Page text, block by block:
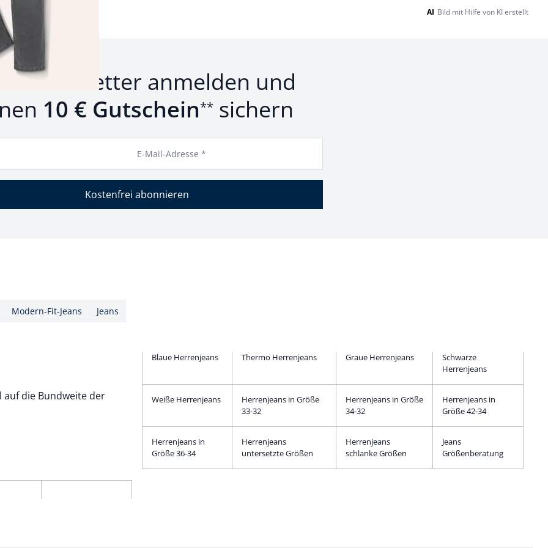
AI Bild mit Hilfe von KI erstellt
Newsletter anmelden und
10 € Gutschein** sichern
E-Mail-Adresse *
Kostenfrei abonnieren
Modern-Fit-Jeans Jeans
auf die Bundweite der
Blaue Herrenjeans Thermo Herrenjeans Graue Herrenjeans
Schwarze
Herrenjeans
Weiße Herrenjeans
Herrenjeans in Größe
33-32
Herrenjeans in Größe
34-32
Herrenjeans in
Größe 42-34
Herrenjeans in
Größe 36-34
Herrenjeans
untersetzte Größen
Herrenjeans
schlanke Größen
Jeans
Größenberatung